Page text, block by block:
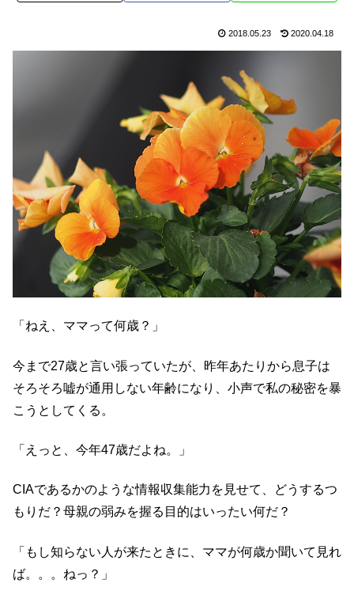
2018.05.23 2020.04.18
「ねえ、ママって何歳？」
今まで27歳と言い張っていたが、昨年あたりから息子は
そろそろ嘘が通用しない年齢になり、小声で私の秘密を暴
こうとしてくる。
「えっと、今年47歳だよね。」
CIAであるかのような情報収集能力を見せて、どうするつ
もりだ？母親の弱みを握る目的はいったい何だ？
「もし知らない人が来たときに、ママが何歳か聞いて見れ
ば。。。ねっ？」